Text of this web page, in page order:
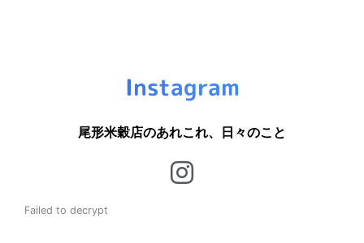
Instagram
尾形米穀店のあれこれ、日々のこと
Failed to decrypt